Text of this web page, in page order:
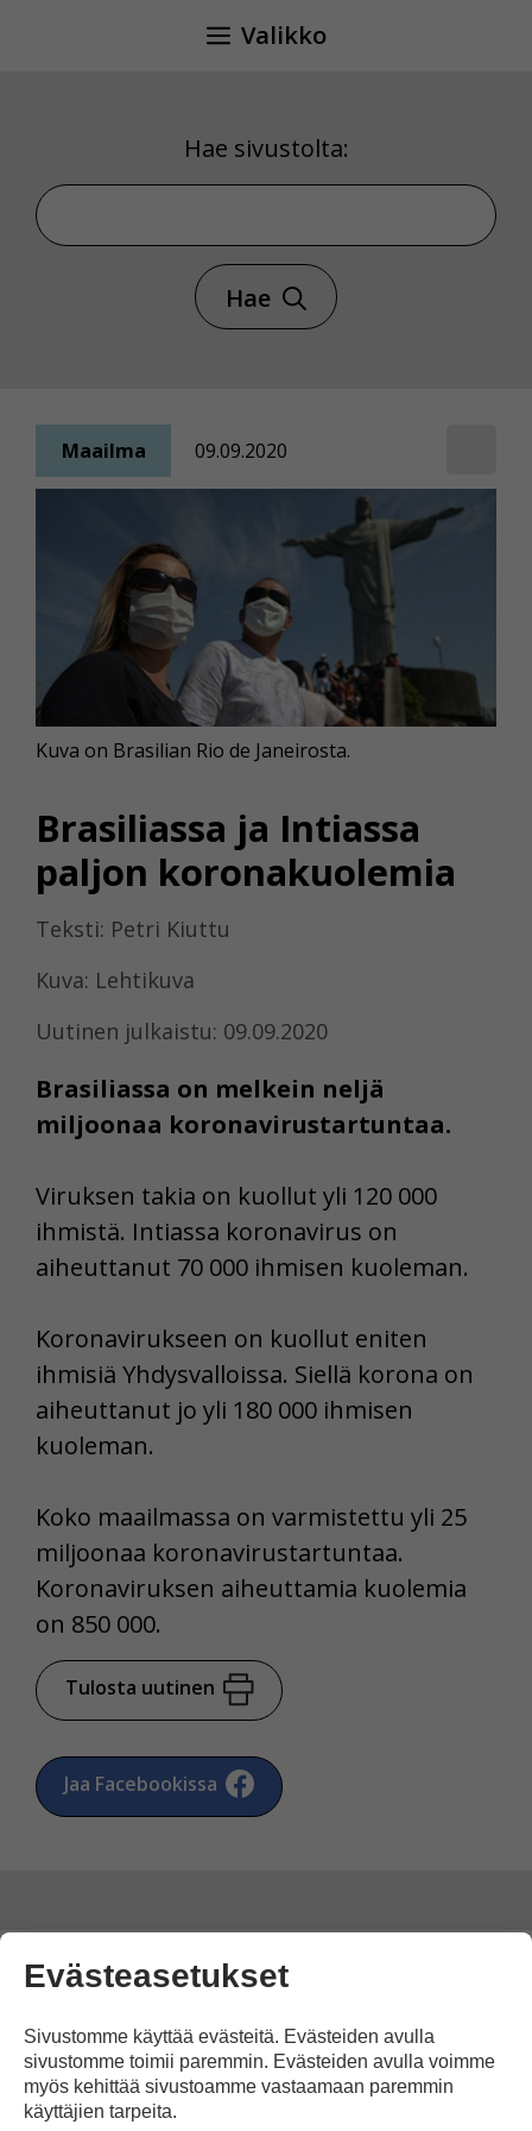
Valikko
Hae sivustolta:
Hae sivustolta
Hae
Maailma 09.09.2020
Brasiliassa ja Intiassa
paljon koronakuolemia
Teksti: Petri Kiuttu
Kuva: Lehtikuva
Uutinen julkaistu: 09.09.2020
Brasiliassa on melkein neljä
miljoonaa koronavirustartuntaa.
Kuva on Brasilian Rio de Janeirosta.
Viruksen takia on kuollut yli 120 000
ihmistä. Intiassa koronavirus on
aiheuttanut 70 000 ihmisen kuoleman.
Koronavirukseen on kuollut eniten
ihmisiä Yhdysvalloissa. Siellä korona on
aiheuttanut jo yli 180 000 ihmisen
kuoleman.
Koko maailmassa on varmistettu yli 25
miljoonaa koronavirustartuntaa.
Koronaviruksen aiheuttamia kuolemia
on 850 000.
Tulosta uutinen
Jaa Facebookissa
Kommentoi
Voit kirjoittaa mielipiteesi
uutisesta
Evästeasetukset
Sivustomme käyttää evästeitä. Evästeiden avulla
sivustomme toimii paremmin. Evästeiden avulla voimme
myös kehittää sivustoamme vastaamaan paremmin
käyttäjien tarpeita.